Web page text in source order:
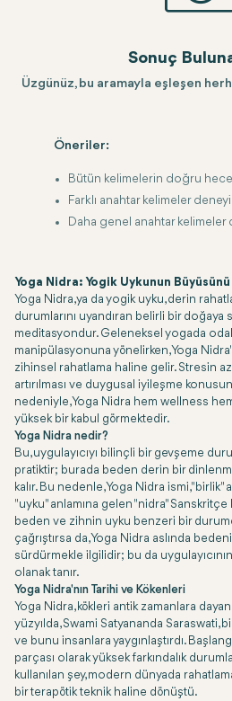
Sonuç
Üzgünüz, bu aramayla eşleşen
Öneriler:
Bütün kelimelerin doğru
Farklı anahtar kelimeler
Daha genel anahtar kelimeler
Yoga Nidra: Yogik Uykunun
Yoga Nidra, ya da yogik uyku, derin
durumlarını uyandıran belirli bir doğaya
meditasyondur. Geleneksel yogada
manipülasyonuna yönelirken, Yoga
zihinsel rahatlama haline gelir. Stresin
artırılması ve duygusal iyileşme
nedeniyle, Yoga Nidra hem wellness
yüksek bir kabul görmektedir.
Yoga Nidra nedir?
Bu, uygulayıcıyı bilinçli bir gevşeme
pratiktir; burada beden derin bir
kalır. Bu nedenle, Yoga Nidra ismi, "birlik"
"uyku" anlamına gelen "nidra"
beden ve zihnin uyku benzeri bir
çağrıştırsa da, Yoga Nidra aslında bedeni
sürdürmekle ilgilidir; bu da
olanak tanır.
Yoga Nidra'nın Tarihi ve Kökenleri
Yoga Nidra, kökleri antik zamanlara
yüzyılda, Swami Satyananda Saraswati,
ve bunu insanlara yaygınlaştırdı.
parçası olarak yüksek farkındalık
kullanılan şey, modern dünyada
bir terapötik teknik haline dönüştü.